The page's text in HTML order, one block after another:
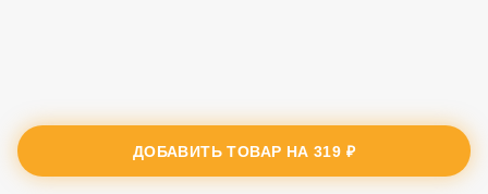
ДОБАВИТЬ ТОВАР НА319 ₽